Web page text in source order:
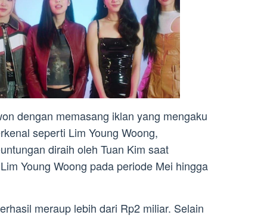
dengan memasang iklan yang mengaku
seperti Lim Young Woong,
diraih oleh Tuan Kim saat
Young Woong pada periode Mei hingga
meraup lebih dari Rp2 miliar. Selain